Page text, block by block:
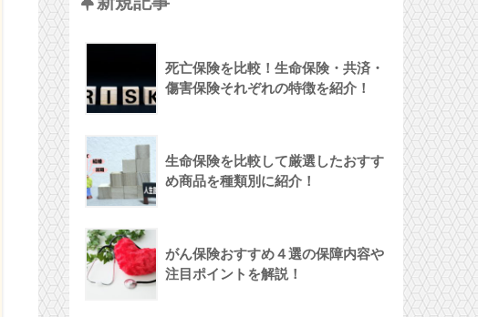
死亡保険を比較！生命保険・共済・
傷害保険それぞれの特徴を紹介！
生命保険を比較して厳選したおすす
め商品を種類別に紹介！
がん保険おすすめ４選の保障内容や
注目ポイントを解説！